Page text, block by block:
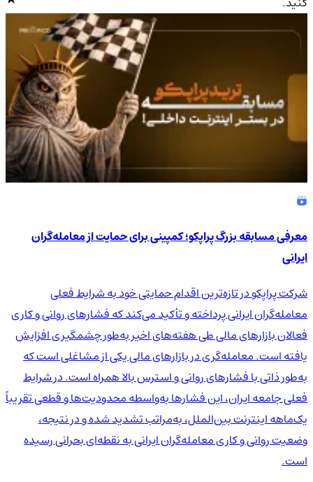
4.9/5
معرفی مسابقه بزرگ پراپکو؛ کمپینی برای حمایت از معامله‌گران
ایرانی
شرکت پراپکو در تازه‌ترین اقدام حمایتی خود به شرایط فعلی
معامله‌گران ایرانی پرداخته و تأکید می‌کند که فشارهای روانی و کاری
فعالان بازارهای مالی طی هفته‌های اخیر به‌طور چشمگیری افزایش
یافته است. معامله‌گری در بازارهای مالی یکی از مشاغلی است که
به‌طور ذاتی با فشارهای روانی و استرس بالا همراه است. در شرایط
فعلی جامعه ایران، این فشارها به‌واسطه محدودیت‌ها و قطعی تقریباً
یک‌ماهه اینترنت بین‌الملل، به‌مراتب تشدید شده و در نتیجه،
وضعیت روانی و کاری معامله‌گران ایرانی به نقطه‌ای بحرانی رسیده
است.